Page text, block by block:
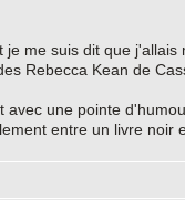
me suis dit que j'allais
Rebecca Kean de
une pointe
entre un livre noir